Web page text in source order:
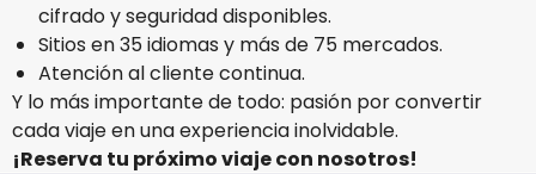
cifrado y seguridad disponibles.
Sitios en 35 idiomas y más de 75 mercados.
Atención al cliente continua.
Y lo más importante de todo: pasión por convertir
cada viaje en una experiencia inolvidable.
¡Reserva tu próximo viaje con nosotros!